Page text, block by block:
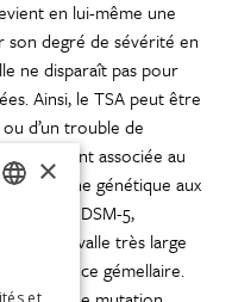
en lui-même une
son degré de sévérité en
ne disparaît pas pour
Ainsi, le TSA peut être
d’un trouble de
associée au
commune génétique aux
du DSM-5,
un intervalle très large
gémellaire.
ITALIAN
×
et